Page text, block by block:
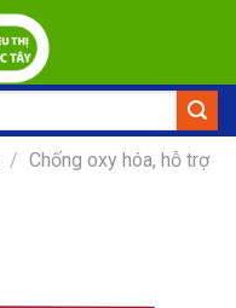
/ Chống oxy hóa, hỗ trợ